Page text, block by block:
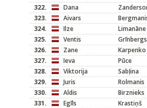
322.
Dana
323.
Aivars
324.
Ilze Limanāne
325.
Ventis Grīnbergs
326.
Zane Karpenko
327.
Ieva Pūce
328.
Viktorija Sabļina
329.
Juris
Rolmanis
330.
Aldis Birznieks
331.
Egīls
Krastiņš